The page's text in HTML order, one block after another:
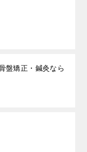
盤矯正・鍼灸なら